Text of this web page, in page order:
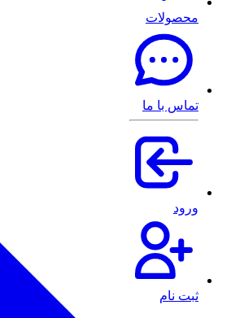
محصولات
تماس با ما
ورود
ثبت نام